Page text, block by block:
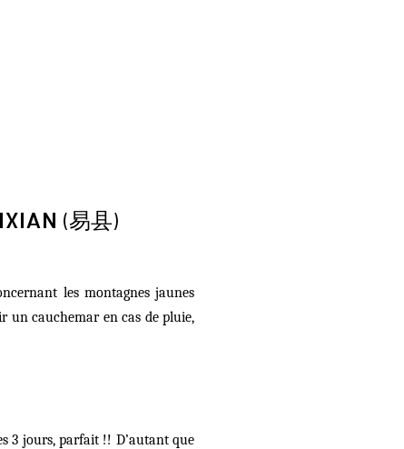
(易县)
les montagnes jaunes
un cauchemar en cas de pluie,
3 jours, parfait !! D’autant que